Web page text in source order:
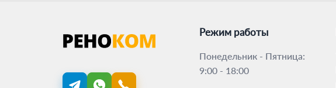
Режим работы
Понедельник - Пятница:
9:00 - 18:00